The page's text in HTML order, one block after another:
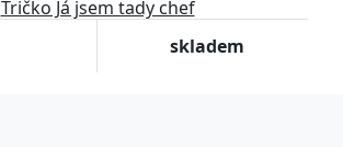
Tričko Já jsem tady chef
skladem